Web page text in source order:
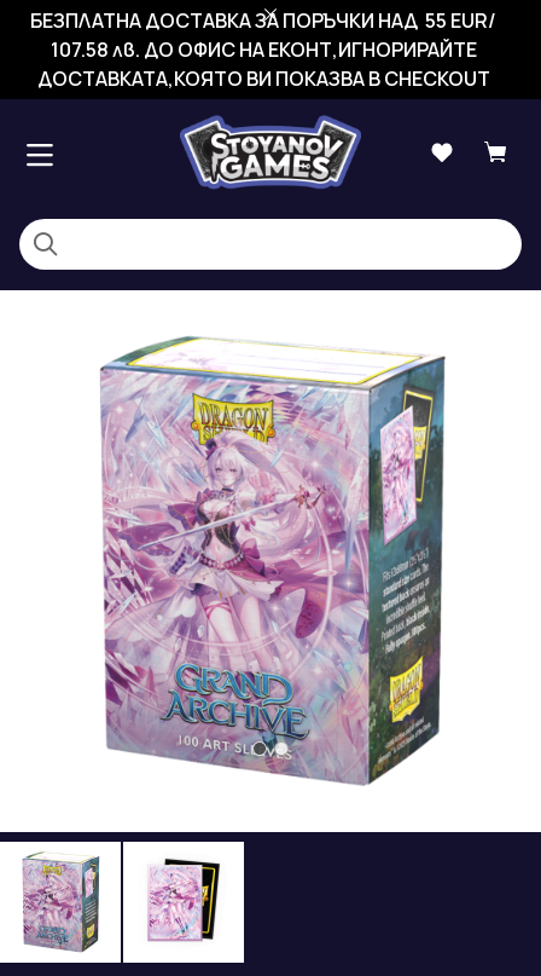
БЕЗПЛАТНА ДОСТАВКА ЗА ПОРЪЧКИ НАД 55 EUR/
107.58 лв. ДО ОФИС НА ЕКОНТ,ИГНОРИРАЙТЕ
ДОСТАВКАТА,КОЯТО ВИ ПОКАЗВА В CHECKOUT